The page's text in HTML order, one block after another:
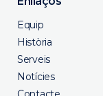
Equip
Història
Serveis
Notícies